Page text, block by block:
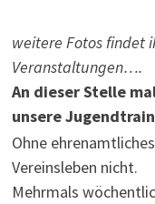
weitere Fotos findet
Veranstaltungen….
An dieser Stelle
unsere
Ohne
Vereinsleben nicht.
Mehrmals